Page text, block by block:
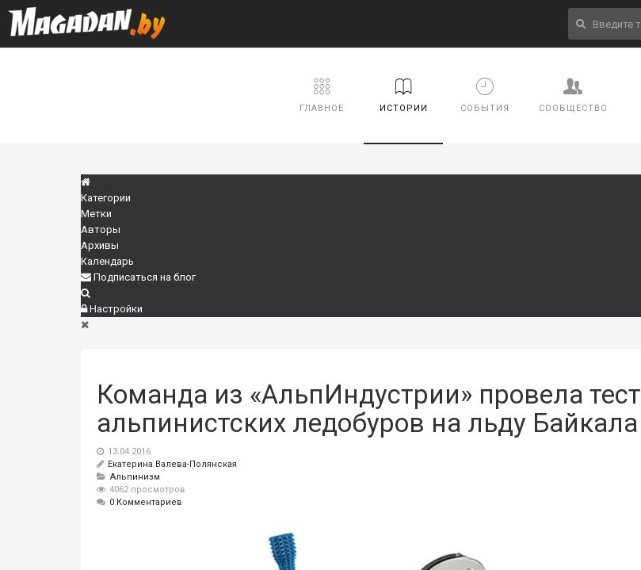
ГЛАВНОЕ ИСТОРИИ СОБЫТИЯ СООБЩЕСТВО
Категории
Метки
Авторы
Архивы
Календарь
Подписаться на блог
Настройки
Команда из «АльпИндустрии» провела тест
альпинистских ледобуров на льду Байкала
13.04.2016
Екатерина Валева-Полянская
Альпинизм
4062 просмотров
0 Комментариев